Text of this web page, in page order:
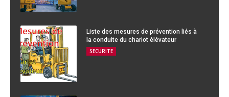
Liste des mesures de prévention liés à
la conduite du chariot élévateur
SECURITE